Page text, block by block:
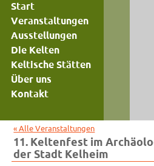
Start
Veranstaltungen
Ausstellungen
Die Kelten
Keltische Stätten
Über uns
Kontakt
« Alle Veranstaltungen
11. Keltenfest im
der Stadt Kelheim